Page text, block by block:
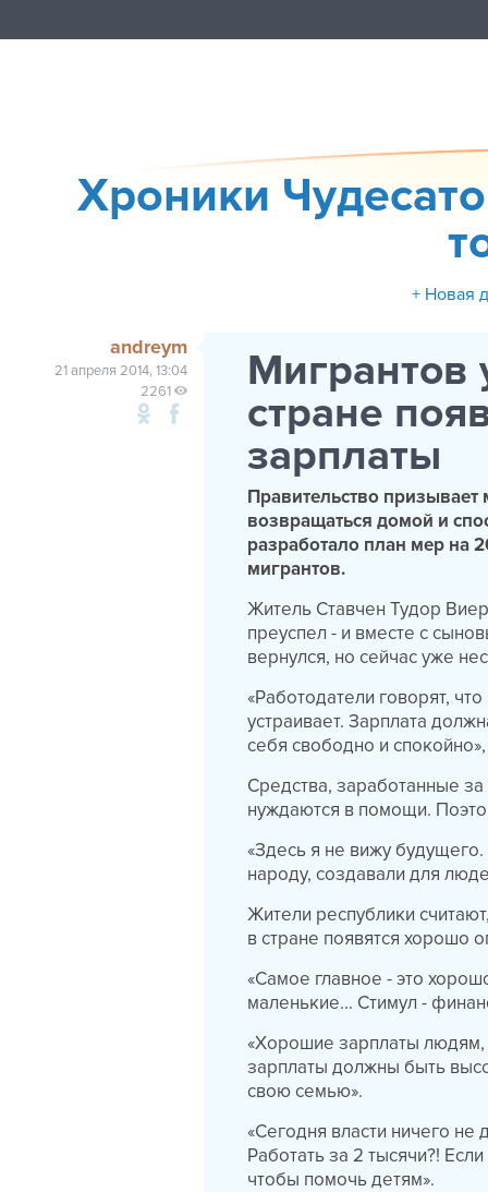
Хроники
+ Новая
andreym
21 апреля 2014, 13:04
2261
Мигрантов
стране
зарплаты
Правительство
возвращаться домой и
разработало план мер на
мигрантов.
Житель Ставчен Тудор
преуспел - и вместе с
вернулся, но сейчас уже
«Работодатели говорят,
устраивает. Зарплата
себя свободно и
Средства, заработанные
нуждаются в помощи.
«Здесь я не вижу
народу, создавали для
Жители республики
в стране появятся хорошо
«Самое главное - это
маленькие... Стимул -
«Хорошие зарплаты людям,
зарплаты должны быть
свою семью».
«Сегодня власти ничего
Работать за 2 тысячи?!
чтобы помочь детям».